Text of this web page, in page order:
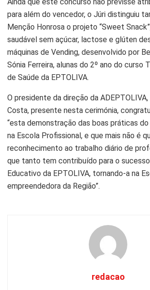
Ainda que este concurso não previsse
para além do vencedor, o Júri distinguiu
Menção Honrosa o projeto “Sweet
saudável sem açúcar, lactose e glúten
máquinas de Vending, desenvolvido por
Sónia Ferreira, alunas do 2º ano do curso
de Saúde da EPTOLIVA.
O presidente da direção da ADEPTOLIVA,
Costa, presente nesta cerimónia,
“esta demonstração das boas práticas
na Escola Profissional, e que mais não é
reconhecimento ao trabalho diário de
que tanto tem contribuído para o
Educativo da EPTOLIVA, tornando-a na
empreendedora da Região”.
redacao